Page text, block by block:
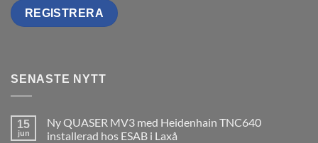
SENASTE NYTT
15
jun
Ny QUASER MV3 med Heidenhain TNC640
installerad hos ESAB i Laxå